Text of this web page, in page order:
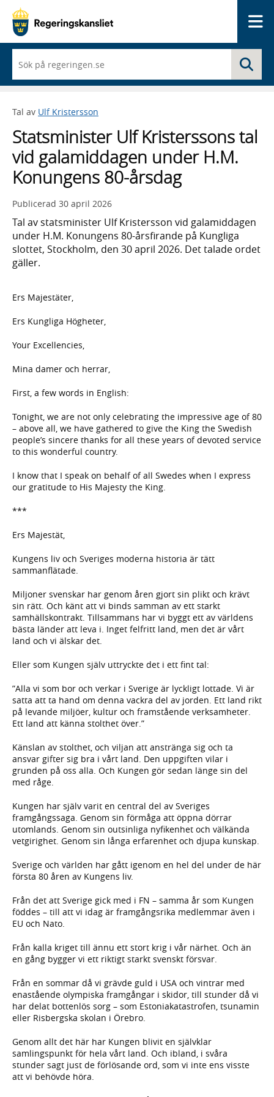
du
börjar
skriva
framträder
lista
med
sökförslag
Tal av Ulf Kristersson
Statsminister Ulf Kristerssons tal
vid galamiddagen under H.M.
Konungens 80-årsdag
Publicerad 30 april 2026
Tal av statsminister Ulf Kristersson vid galamiddagen
under H.M. Konungens 80-årsfirande på Kungliga
slottet, Stockholm, den 30 april 2026. Det talade ordet
gäller.
Ers Majestäter,
Ers Kungliga Högheter,
Your Excellencies,
Mina damer och herrar,
First, a few words in English:
Tonight, we are not only celebrating the impressive age of 80
– above all, we have gathered to give the King the Swedish
people’s sincere thanks for all these years of devoted service
to this wonderful country.
I know that I speak on behalf of all Swedes when I express
our gratitude to His Majesty the King.
***
Ers Majestät,
Kungens liv och Sveriges moderna historia är tätt
sammanflätade.
Miljoner svenskar har genom åren gjort sin plikt och krävt
sin rätt. Och känt att vi binds samman av ett starkt
samhällskontrakt. Tillsammans har vi byggt ett av världens
bästa länder att leva i. Inget felfritt land, men det är vårt
land och vi älskar det.
Eller som Kungen själv uttryckte det i ett fint tal:
”Alla vi som bor och verkar i Sverige är lyckligt lottade. Vi är
satta att ta hand om denna vackra del av jorden. Ett land rikt
på levande miljöer, kultur och framstående verksamheter.
Ett land att känna stolthet över.”
Känslan av stolthet, och viljan att anstränga sig och ta
ansvar gifter sig bra i vårt land. Den uppgiften vilar i
grunden på oss alla. Och Kungen gör sedan länge sin del
med råge.
Kungen har själv varit en central del av Sveriges
framgångssaga. Genom sin förmåga att öppna dörrar
utomlands. Genom sin outsinliga nyfikenhet och välkända
vetgirighet. Genom sin långa erfarenhet och djupa kunskap.
Sverige och världen har gått igenom en hel del under de här
första 80 åren av Kungens liv.
Från det att Sverige gick med i FN – samma år som Kungen
föddes – till att vi idag är framgångsrika medlemmar även i
EU och Nato.
Från kalla kriget till ännu ett stort krig i vår närhet. Och än
en gång bygger vi ett riktigt starkt svenskt försvar.
Från en sommar då vi grävde guld i USA och vintrar med
enastående olympiska framgångar i skidor, till stunder då vi
har delat bottenlös sorg – som Estoniakatastrofen, tsunamin
eller Risbergska skolan i Örebro.
Genom allt det här har Kungen blivit en självklar
samlingspunkt för hela vårt land. Och ibland, i svåra
stunder sagt just de förlösande ord, som vi inte ens visste
att vi behövde höra.